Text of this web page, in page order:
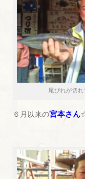
尾びれが切れ
６月以来の宮本さん